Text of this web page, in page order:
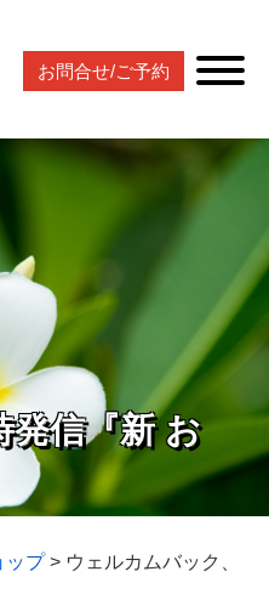
お問合せ/ご予約
発信『新 お
ップ> ウェルカムバック、